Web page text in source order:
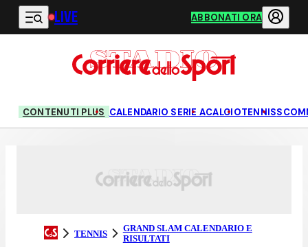
Vai al contenuto principale
LIVE ABBONATI ORA
CONTENUTI PLUS CALENDARIO SERIE ACALCIOTENNIS
TENNIS
GRAND SLAM CALENDARIO E
RISULTATI
1/64 DI QUALIFICAZIONE 1/32 DI QUALIFICAZIONE